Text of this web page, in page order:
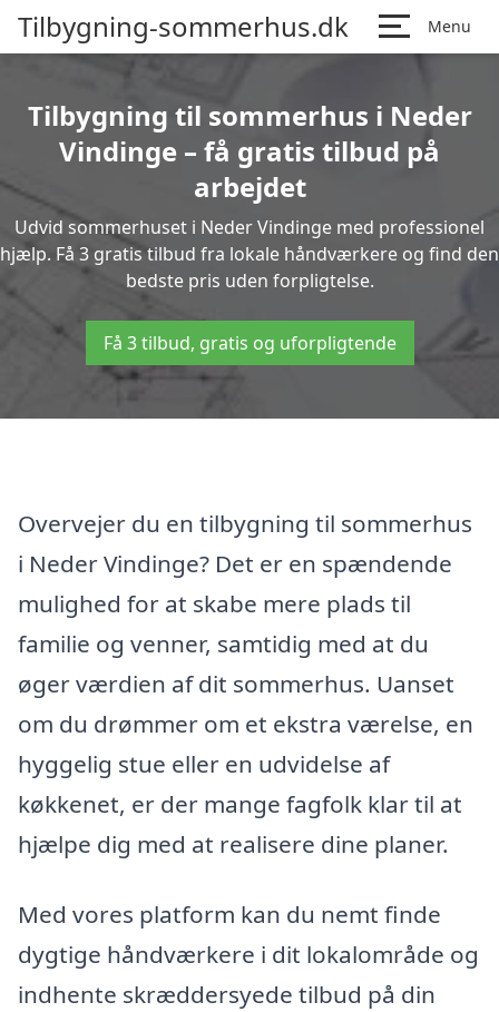
Tilbygning-sommerhus.dk Menu
Tilbygning til sommerhus i Neder
Vindinge – få gratis tilbud på
arbejdet
Udvid sommerhuset i Neder Vindinge med professionel
hjælp. Få 3 gratis tilbud fra lokale håndværkere og find den
bedste pris uden forpligtelse.
Få 3 tilbud, gratis og uforpligtende
Overvejer du en tilbygning til sommerhus
i Neder Vindinge? Det er en spændende
mulighed for at skabe mere plads til
familie og venner, samtidig med at du
øger værdien af dit sommerhus. Uanset
om du drømmer om et ekstra værelse, en
hyggelig stue eller en udvidelse af
køkkenet, er der mange fagfolk klar til at
hjælpe dig med at realisere dine planer.
Med vores platform kan du nemt finde
dygtige håndværkere i dit lokalområde og
indhente skræddersyede tilbud på din